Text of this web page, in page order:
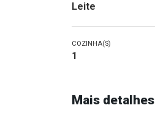
Leite
COZINHA(S)
1
Mais detalhes